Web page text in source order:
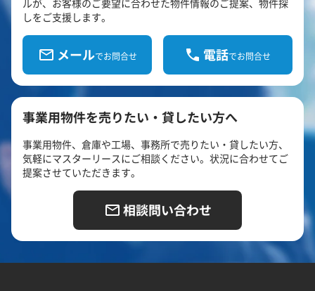
しをご支援します。
メールでお問合せ 電話でお問合せ
事業用物件を売りたい・貸したい方へ
事業用物件、倉庫や工場、事務所で売りたい・貸したい方、
気軽にマスターリースにご相談ください。状況に合わせてご
提案させていただきます。
相談問い合わせ